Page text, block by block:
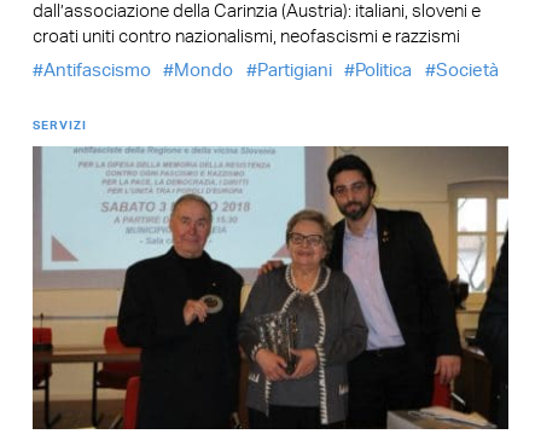
dall’associazione della Carinzia (Austria): italiani, sloveni e
croati uniti contro nazionalismi, neofascismi e razzismi
Antifascismo
Mondo Partigiani Politica Società
SERVIZI